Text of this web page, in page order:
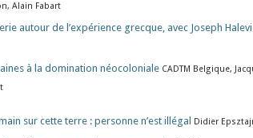
Alain Fabart
autour de l’expérience grecque, avec Joseph
à la domination néocoloniale CADTM Belgique,
sur cette terre : personne n’est illégal Didier